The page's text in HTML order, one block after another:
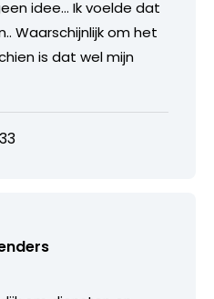
idee… Ik voelde dat
Waarschijnlijk om het
is dat wel mijn